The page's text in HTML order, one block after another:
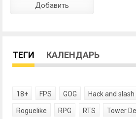
ТЕГИ КАЛЕНДАРЬ
18+ FPS GOG Hack and slash
Roguelike RPG RTS Tower